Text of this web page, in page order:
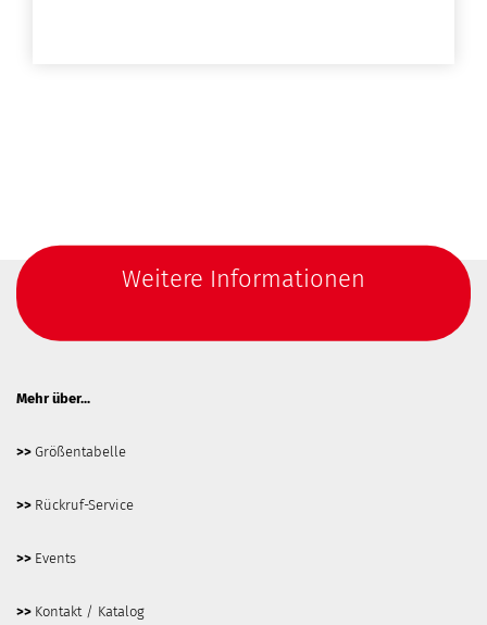
Weitere Informationen
Mehr über...
>> Größentabelle
>> Rückruf-Service
>> Events
>> Kontakt / Katalog